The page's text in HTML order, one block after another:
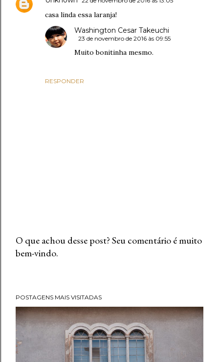
casa linda essa laranja!
RESPONDER
Washington Cesar Takeuchi
23 de novembro de 2016 às 09:55
Muito bonitinha mesmo.
P
a
r
u
m
c
O que achou desse post? Seu comentário é muito
bem-vindo.
POSTAGENS MAIS VISITADAS